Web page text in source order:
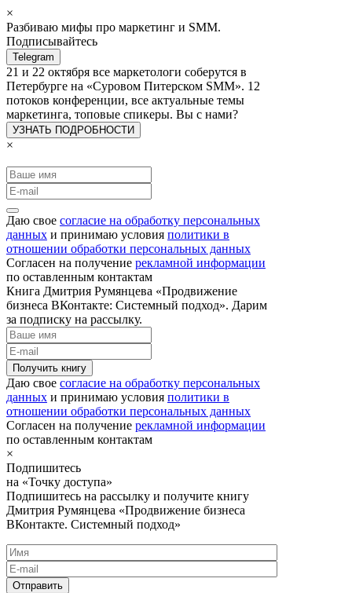
×
Разбиваю мифы про маркетинг и SMM.
Подписывайтесь
Telegram
21 и 22 октября все маркетологи соберутся в
Петербурге на «Суровом Питерском SMM». 12
потоков конференции, все актуальные темы
маркетинга, топовые спикеры. Вы с нами?
УЗНАТЬ ПОДРОБНОСТИ
×
Даю свое согласие на обработку персональных
данных и принимаю условия политики в
отношении обработки персональных данных
Согласен на получение рекламной информации
по оставленным контактам
Книга Дмитрия Румянцева «Продвижение
бизнеса ВКонтакте: Системный подход». Дарим
за подписку на рассылку.
Получить книгу
Даю свое согласие на обработку персональных
данных и принимаю условия политики в
отношении обработки персональных данных
Согласен на получение рекламной информации
по оставленным контактам
×
Подпишитесь
на «Точку доступа»
Подпишитесь на рассылку и получите книгу
Дмитрия Румянцева «Продвижение бизнеса
ВКонтакте. Системный подход»
Отправить